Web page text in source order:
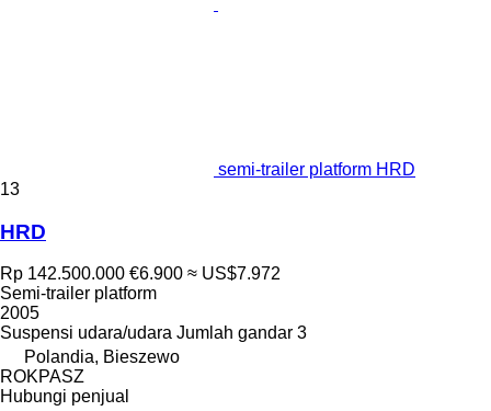
semi-trailer platform HRD
13
HRD
Rp 142.500.000 €6.900 ≈ US$7.972
Semi-trailer platform
2005
Suspensi udara/udara Jumlah gandar 3
Polandia, Bieszewo
ROKPASZ
Hubungi penjual